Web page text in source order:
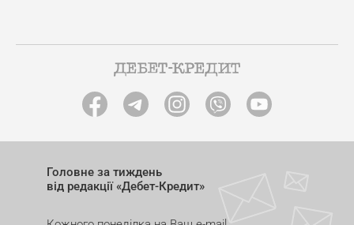
Головне за тиждень
від редакції «Дебет-Кредит»